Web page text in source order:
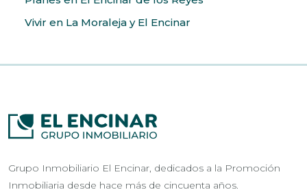
Vivir en La Moraleja y El Encinar
Grupo Inmobiliario El Encinar, dedicados a la Promoción
Inmobiliaria desde hace más de cincuenta años.